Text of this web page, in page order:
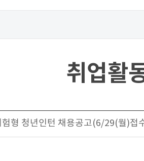
취업활
형 청년인턴 채용공고(6/29(월)접